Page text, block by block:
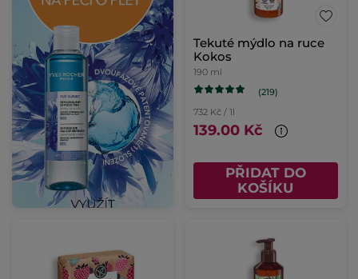
Tekuté mýdlo na ruce
Kokos
190 ml
(219)
732 Kč / 1l
139.00 Kč
PŘIDAT DO
KOŠÍKU